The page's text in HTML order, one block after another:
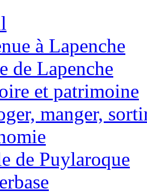
à Lapenche
de Lapenche
et patrimoine
manger,
de Puylaroque